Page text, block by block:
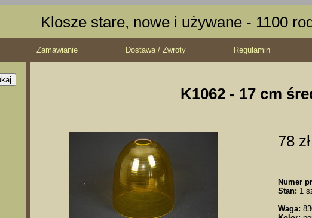
Klosze stare, nowe i używane - 1100
Zamawianie Dostawa / Zwroty Regulamin
K1062 - 17 cm
78 zł
Numer
Stan: 1
Waga: